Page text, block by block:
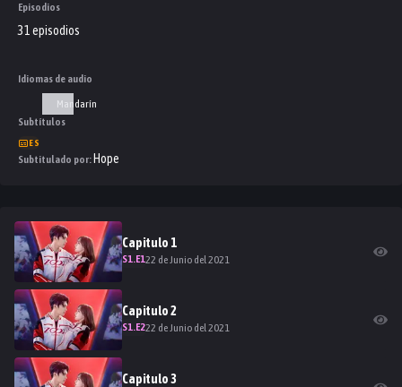
Episodios
31 episodios
Idiomas de audio
Mandarín
Subtítulos
ES
Subtitulado por: Hope
Capitulo 1
S1.E122 de Junio del 2021
Capitulo2
S1.E222 de Junio del 2021
Capitulo3